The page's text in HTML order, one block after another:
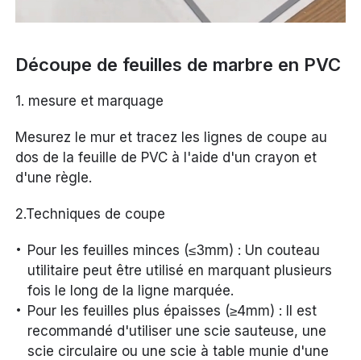
Découpe de feuilles de marbre en PVC
1. mesure et marquage
Mesurez le mur et tracez les lignes de coupe au
dos de la feuille de PVC à l'aide d'un crayon et
d'une règle.
2.Techniques de coupe
Pour les feuilles minces (≤3mm) : Un couteau
utilitaire peut être utilisé en marquant plusieurs
fois le long de la ligne marquée.
Pour les feuilles plus épaisses (≥4mm) : Il est
recommandé d'utiliser une scie sauteuse, une
scie circulaire ou une scie à table munie d'une